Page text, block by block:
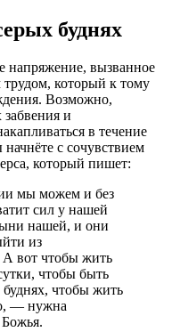
буднях
напряжение, вызванное
который к тому
Возможно,
забвения и
в течение
с сочувствием
который пишет:
мы можем и без
сил у нашей
нашей, и они
из
А вот чтобы жить
чтобы быть
чтобы жить
— нужна
Божья.